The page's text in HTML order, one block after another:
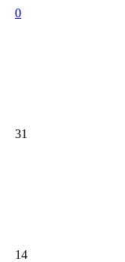
0
31
14